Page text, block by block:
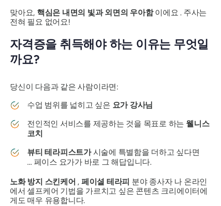
맞아요, 핵심은 내면의 빛과 외면의 우아함이에요 . 주사는
전혀 필요 없어요!
자격증을 취득해야 하는 이유는 무엇일
까요?
당신이 다음과 같은 사람이라면:
수업 범위를 넓히고 싶은 요가 강사님
전인적인 서비스를 제공하는 것을 목표로 하는 웰니스
코치
뷰티 테라피스트가시술에 특별함을 더하고 싶다면
… 페이스 요가가 바로 그 해답입니다.
노화 방지 스킨케어 , 페이셜 테라피 분야 종사자 나 온라인
에서 셀프케어 기법을 가르치고 싶은 콘텐츠 크리에이터에
게도 매우 유용합니다.